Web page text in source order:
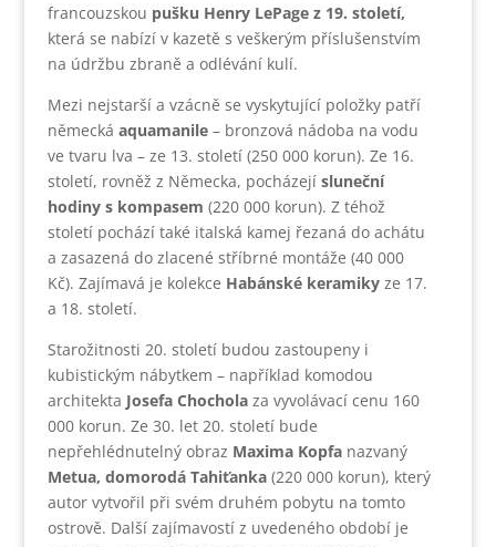
francouzskou pušku Henry LePage z 19. století,
která se nabízí v kazetě s veškerým příslušenstvím
na údržbu zbraně a odlévání kulí.
Mezi nejstarší a vzácně se vyskytující položky patří
německá aquamanile – bronzová nádoba na vodu
ve tvaru lva – ze 13. století (250 000 korun). Ze 16.
století, rovněž z Německa, pocházejí sluneční
hodiny s kompasem (220 000 korun). Z téhož
století pochází také italská kamej řezaná do achátu
a zasazená do zlacené stříbrné montáže (40 000
Kč). Zajímavá je kolekce Habánské keramiky ze 17.
a 18. století.
Starožitnosti 20. století budou zastoupeny i
kubistickým nábytkem – například komodou
architekta Josefa Chochola za vyvolávací cenu 160
000 korun. Ze 30. let 20. století bude
nepřehlédnutelný obraz Maxima Kopfa nazvaný
Metua, domorodá Tahiťanka (220 000 korun), který
autor vytvořil při svém druhém pobytu na tomto
ostrově. Další zajímavostí z uvedeného období je